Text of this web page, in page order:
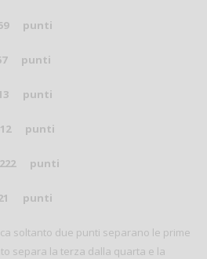
punti
punti
punti
soltanto due punti separano le prime
separa la terza dalla quarta e la